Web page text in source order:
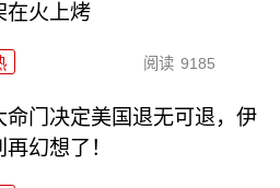
在火上烤
阅读 9185
命门决定美国退无可退，伊
再幻想了！